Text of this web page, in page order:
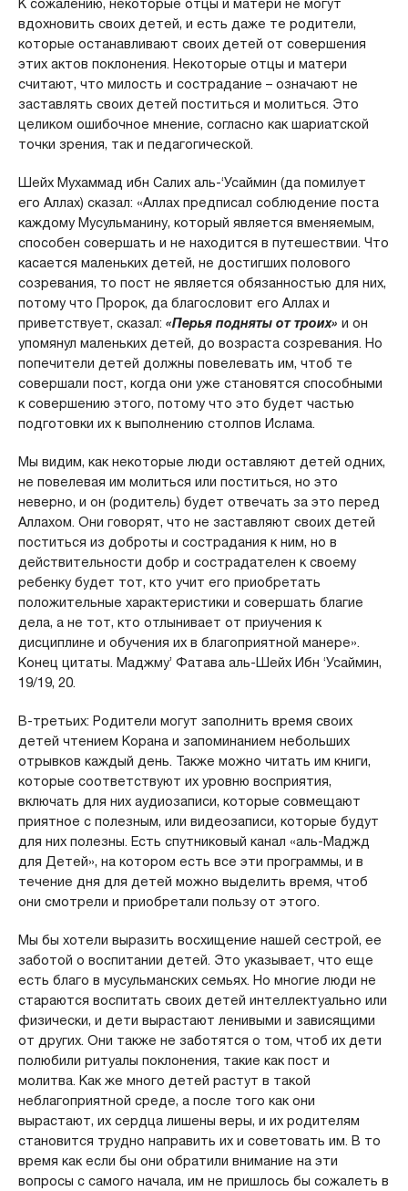
К сожалению, некоторые отцы и матери не могут
вдохновить своих детей, и есть даже те родители,
которые останавливают своих детей от совершения
этих актов поклонения. Некоторые отцы и матери
считают, что милость и сострадание – означают не
заставлять своих детей поститься и молиться. Это
целиком ошибочное мнение, согласно как шариатской
точки зрения, так и педагогической.
Шейх Мухаммад ибн Салих аль-‘Усаймин (да помилует
его Аллах) сказал: «Аллах предписал соблюдение поста
каждому Мусульманину, который является вменяемым,
способен совершать и не находится в путешествии. Что
касается маленьких детей, не достигших полового
созревания, то пост не является обязанностью для них,
потому что Пророк, да благословит его Аллах и
приветствует, сказал: «Перья подняты от троих» и он
упомянул маленьких детей, до возраста созревания. Но
попечители детей должны повелевать им, чтоб те
совершали пост, когда они уже становятся способными
к совершению этого, потому что это будет частью
подготовки их к выполнению столпов Ислама.
Мы видим, как некоторые люди оставляют детей одних,
не повелевая им молиться или поститься, но это
неверно, и он (родитель) будет отвечать за это перед
Аллахом. Они говорят, что не заставляют своих детей
поститься из доброты и сострадания к ним, но в
действительности добр и сострадателен к своему
ребенку будет тот, кто учит его приобретать
положительные характеристики и совершать благие
дела, а не тот, кто отлынивает от приучения к
дисциплине и обучения их в благоприятной манере».
Конец цитаты. Маджму’ Фатава аль-Шейх Ибн ‘Усаймин,
19/19, 20.
В-третьих: Родители могут заполнить время своих
детей чтением Корана и запоминанием небольших
отрывков каждый день. Также можно читать им книги,
которые соответствуют их уровню восприятия,
включать для них аудиозаписи, которые совмещают
приятное с полезным, или видеозаписи, которые будут
для них полезны. Есть спутниковый канал «аль-Маджд
для Детей», на котором есть все эти программы, и в
течение дня для детей можно выделить время, чтоб
они смотрели и приобретали пользу от этого.
Мы бы хотели выразить восхищение нашей сестрой, ее
заботой о воспитании детей. Это указывает, что еще
есть благо в мусульманских семьях. Но многие люди не
стараются воспитать своих детей интеллектуально или
физически, и дети вырастают ленивыми и зависящими
от других. Они также не заботятся о том, чтоб их дети
полюбили ритуалы поклонения, такие как пост и
молитва. Как же много детей растут в такой
неблагоприятной среде, а после того как они
вырастают, их сердца лишены веры, и их родителям
становится трудно направить их и советовать им. В то
время как если бы они обратили внимание на эти
вопросы с самого начала, им не пришлось бы сожалеть в